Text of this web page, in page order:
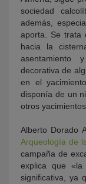
sociedad
además,
aporta. Se trata
hacia la
asentamiento
decorativa de
en el
disponía de un
otros
Alberto Dorado
Arqueología de
campaña de
explica que
significativa, ya